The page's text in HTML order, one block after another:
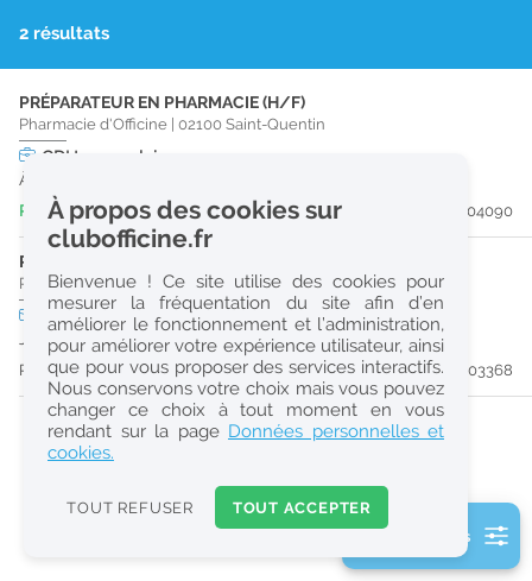
Réinitialiser
Consulter les offres de la France d'outre-mer
2 résultats
PRÉPARATEUR EN PHARMACIE (H/F)
Pharmacie d'Officine 02100 Saint-Quentin
CDI temps plein
À partir du 19/09/26
Publiée il y a 6 jour(s)
#204090
PHARMACIEN (H/F)
Pharmacie d'Officine|02100 Saint-Quentin
CDD temps plein
Jusqu'au 29/11/26
Publiée il y a 16 jour(s)
#203368
2 filtre(s) actifs
À propos des cookies sur
clubofficine.fr
Bienvenue ! Ce site utilise des cookies pour
mesurer la fréquentation du site afin d’en
améliorer le fonctionnement et l’administration,
pour améliorer votre expérience utilisateur, ainsi
que pour vous proposer des services interactifs.
Nous conservons votre choix mais vous pouvez
changer ce choix à tout moment en vous
rendant sur la page Données personnelles et
cookies.
TOUT REFUSER TOUT ACCEPTER